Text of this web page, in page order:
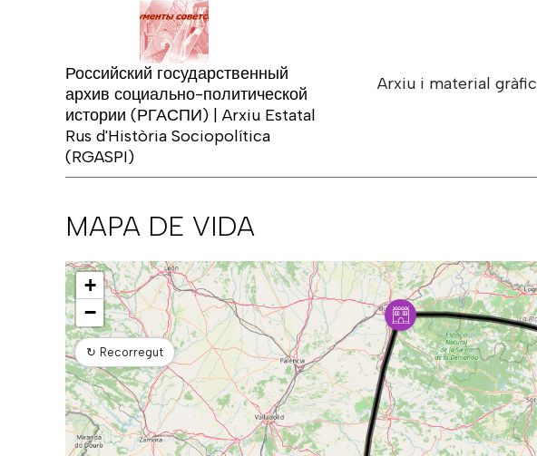
Российский государственный
архив социально-политической
истории (РГАСПИ) | Arxiu Estatal
Rus d'Història Sociopolítica
(RGASPI)
Arxiu i material gràfic
MAPA DE VIDA
Mapa
+
−
↻ Recorregut